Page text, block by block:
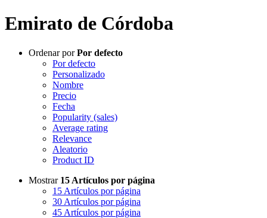
Emirato de Córdoba
Ordenar porPor defecto
Por defecto
Personalizado
Nombre
Precio
Fecha
Popularity (sales)
Average rating
Relevance
Aleatorio
Product ID
Mostrar 15 Artículos por página
15 Artículos por página
30 Artículos por página
45 Artículos por página